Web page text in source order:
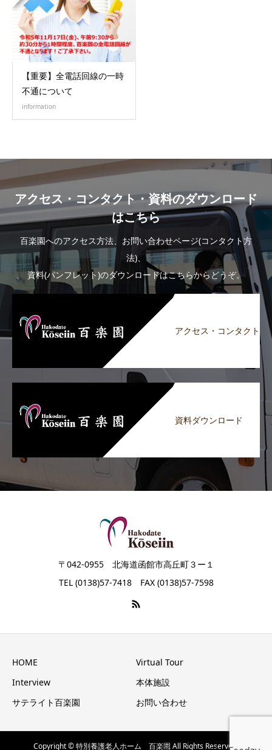
【重要】全電話回線の一時
不通について
information
アクセス・コンタクト・資料のダウンロード
はこちら
百楽園へのアクセス方法、お問い合わせページ(コンタクト方
法)、
資料(パンフレット)のダウンロードはこちらからどうぞ。
アクセス・コンタクト
資料ダウンロード
〒042-0955 北海道函館市高丘町３ー１
TEL (0138)57-7418 FAX (0138)57-7598
HOME
Virtual Tour
Interview
本体施設
サテライト百楽園
お問い合わせ
Copyright © 特別養護老人ホーム 百楽園 All Rights Reserved.